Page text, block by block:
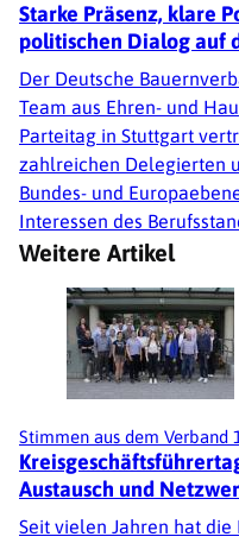
Starke Präsenz, klare
politischen Dialog auf
Der Deutsche
Team aus Ehren- und
Parteitag in Stuttgart
zahlreichen Delegierten
Bundes- und
Interessen des
Weitere Artikel
Stimmen aus dem Verband
Austausch und
Seit vielen Jahren hat